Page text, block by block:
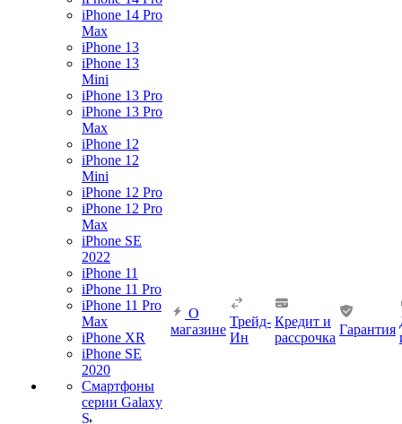
iPhone 14 Pro
Max
iPhone 13
iPhone 13
Mini
iPhone 13 Pro
iPhone 13 Pro
Max
iPhone 12
iPhone 12
Mini
iPhone 12 Pro
iPhone 12 Pro
Max
iPhone SE
2022
iPhone 11
iPhone 11 Pro
iPhone 11 Pro
Max
iPhone XR
iPhone SE
2020
Смартфоны
серии Galaxy
S
О
магазине
Трейд-
Ин
Кредит и
рассрочка
Гарантия